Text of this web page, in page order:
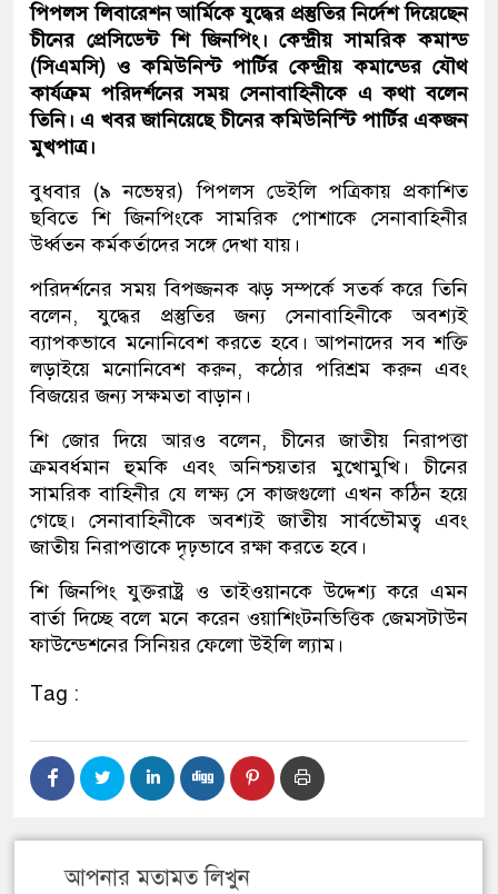
পিপলস লিবারেশন আর্মিকে যুদ্ধের প্রস্তুতির নির্দেশ দিয়েছেন
চীনের প্রেসিডেন্ট শি জিনপিং। কেন্দ্রীয় সামরিক কমান্ড
(সিএমসি) ও কমিউনিস্ট পার্টির কেন্দ্রীয় কমান্ডের যৌথ
কার্যক্রম পরিদর্শনের সময় সেনাবাহিনীকে এ কথা বলেন
তিনি। এ খবর জানিয়েছে চীনের কমিউনিস্টি পার্টির একজন
মুখপাত্র।
বুধবার (৯ নভেম্বর) পিপলস ডেইলি পত্রিকায় প্রকাশিত
ছবিতে শি জিনপিংকে সামরিক পোশাকে সেনাবাহিনীর
উর্ধ্বতন কর্মকর্তাদের সঙ্গে দেখা যায়।
পরিদর্শনের সময় বিপজ্জনক ঝড় সম্পর্কে সতর্ক করে তিনি
বলেন, যুদ্ধের প্রস্তুতির জন্য সেনাবাহিনীকে অবশ্যই
ব্যাপকভাবে মনোনিবেশ করতে হবে। আপনাদের সব শক্তি
লড়াইয়ে মনোনিবেশ করুন, কঠোর পরিশ্রম করুন এবং
বিজয়ের জন্য সক্ষমতা বাড়ান।
শি জোর দিয়ে আরও বলেন, চীনের জাতীয় নিরাপত্তা
ক্রমবর্ধমান হুমকি এবং অনিশ্চয়তার মুখোমুখি। চীনের
সামরিক বাহিনীর যে লক্ষ্য সে কাজগুলো এখন কঠিন হয়ে
গেছে। সেনাবাহিনীকে অবশ্যই জাতীয় সার্বভৌমত্ব এবং
জাতীয় নিরাপত্তাকে দৃঢ়ভাবে রক্ষা করতে হবে।
শি জিনপিং যুক্তরাষ্ট্র ও তাইওয়ানকে উদ্দেশ্য করে এমন
বার্তা দিচ্ছে বলে মনে করেন ওয়াশিংটনভিত্তিক জেমসটাউন
ফাউন্ডেশনের সিনিয়র ফেলো উইলি ল্যাম।
Tag :
আপনার মতামত লিখুন